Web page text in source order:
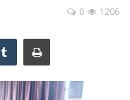
1206
0